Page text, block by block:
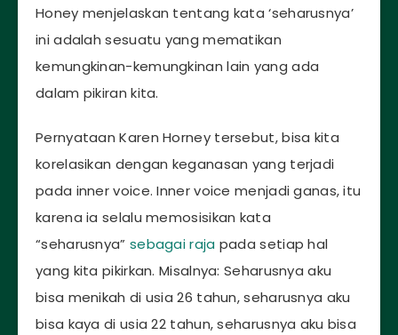
Honey menjelaskan tentang kata ‘seharusnya’
ini adalah sesuatu yang mematikan
kemungkinan-kemungkinan lain yang ada
dalam pikiran kita.
Pernyataan Karen Horney tersebut, bisa kita
korelasikan dengan keganasan yang terjadi
pada inner voice. Inner voice menjadi ganas, itu
karena ia selalu memosisikan kata
“seharusnya” sebagai raja pada setiap hal
yang kita pikirkan. Misalnya: Seharusnya aku
bisa menikah di usia 26 tahun, seharusnya aku
bisa kaya di usia 22 tahun, seharusnya aku bisa